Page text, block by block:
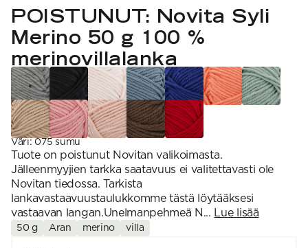
7 Veljestä
Nalle
Wonder Wool
Hehku
1 = ohuin, 7 = paksuin
1. Lace
3. Sport
4. DK
5. Aran
6. Chunky
7. Super Chunky
SESONGIN MALLISTOT
SS26 Kirsikka
Simberg & Hanna
Sumari
SS26 Hyvän olon
neuleet
SS26 Auringon
kosketus -
kesämallisto
SS26 Signature
Collection
INSPIROIDU
Yhteisö
Ajankohtaista
Tilaa uutiskirje
Kaikki artikkelit
POISTUNUT: Novita Syli
Merino 50 g 100 %
merinovillalanka
Väri:075 sumu
Tuote on poistunut Novitan valikoimasta.
Jälleenmyyjien tarkka saatavuus ei valitettavasti ole
Novitan tiedossa. Tarkista
lankavastaavuustaulukkomme tästä löytääksesi
vastaavan langan.Unelmanpehmeä N... Lue lisää
50 g Aran merino villa